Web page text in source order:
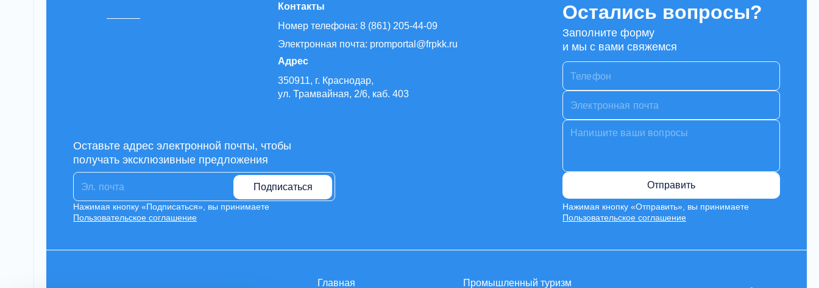
Контакты
Номер телефона: 8 (861) 205-44-09
Электронная почта: promportal@frpkk.ru
Адрес
350911, г. Краснодар,
ул. Трамвайная, 2/6, каб. 403
Остались вопросы?
Заполните форму
и мы с вами свяжемся
Отправить
Нажимая кнопку «Отправить», вы принимаете
Пользовательское соглашение
Оставьте адрес электронной почты, чтобы
получать эксклюзивные предложения
Подписаться
Нажимая кнопку «Подписаться», вы принимаете
Пользовательское соглашение
Главная Промышленный туризм